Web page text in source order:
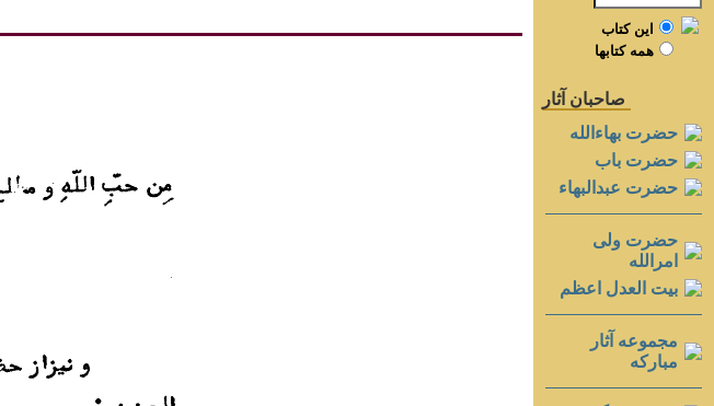
اين کتاب
همه کتابها
صاحبان آثار
حضرت بهاءالله
حضرت باب
حضرت عبدالبهاء
حضرت ولی
امرالله
بيت العدل اعظم
مجموعه آثار
مباركه